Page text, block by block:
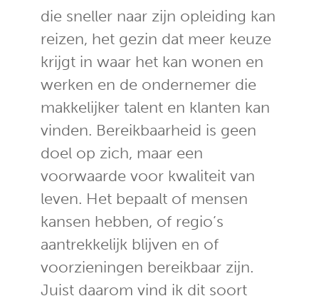
die sneller naar zijn opleiding kan
reizen, het gezin dat meer keuze
krijgt in waar het kan wonen en
werken en de ondernemer die
makkelijker talent en klanten kan
vinden. Bereikbaarheid is geen
doel op zich, maar een
voorwaarde voor kwaliteit van
leven. Het bepaalt of mensen
kansen hebben, of regio’s
aantrekkelijk blijven en of
voorzieningen bereikbaar zijn.
Juist daarom vind ik dit soort